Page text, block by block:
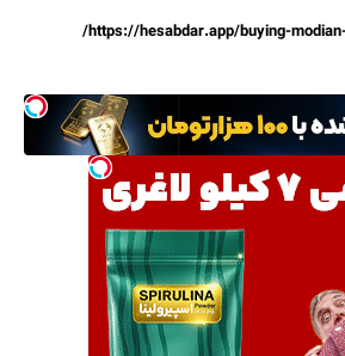
https://hesabdar.app/buying-